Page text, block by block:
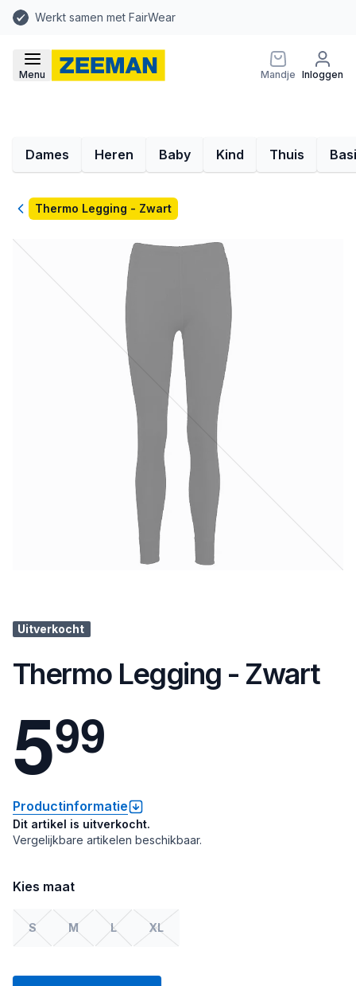
Werkt samen met FairWear
Menu Mandje Inloggen
Dames Heren Baby Kind Thuis
TerugThermo Legging - Zwart
Uitverkocht
Thermo Legging - Zwart
599
Productinformatie
Dit artikel is uitverkocht.
Vergelijkbare artikelen beschikbaar.
Kies maat
S M L XL